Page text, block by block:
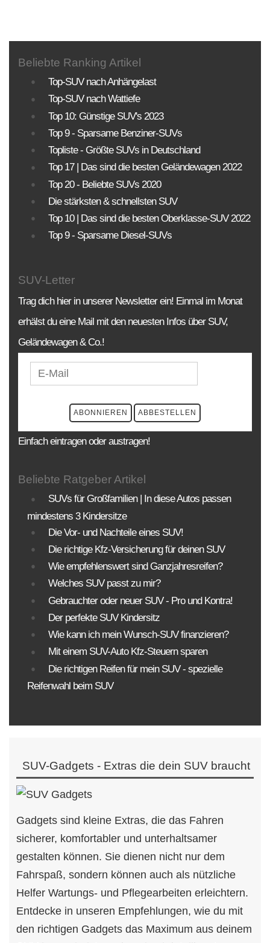
Beliebte Ranking Artikel
Top-SUV nach Anhängelast
Top-SUV nach Wattiefe
Top 10: Günstige SUV's 2023
Top 9 - Sparsame Benziner-SUVs
Topliste - Größte SUVs in Deutschland
Top 17 | Das sind die besten Geländewagen 2022
Top 20 - Beliebte SUVs 2020
Die stärksten & schnellsten SUV
Top 10 | Das sind die besten Oberklasse-SUV 2022
Top 9 - Sparsame Diesel-SUVs
SUV-Letter
Trag dich hier in unserer Newsletter ein! Einmal im Monat
erhälst du eine Mail mit den neuesten Infos über SUV,
Geländewagen & Co.!
Einfach eintragen oder austragen!
Beliebte Ratgeber Artikel
SUVs für Großfamilien | In diese Autos passen
mindestens 3 Kindersitze
Die Vor- und Nachteile eines SUV!
Die richtige Kfz-Versicherung für deinen SUV
Wie empfehlenswert sind Ganzjahresreifen?
Welches SUV passt zu mir?
Gebrauchter oder neuer SUV - Pro und Kontra!
Der perfekte SUV Kindersitz
Wie kann ich mein Wunsch-SUV finanzieren?
Mit einem SUV-Auto Kfz-Steuern sparen
Die richtigen Reifen für mein SUV - spezielle
Reifenwahl beim SUV
SUV-Gadgets - Extras die dein SUV braucht
Gadgets sind kleine Extras, die das Fahren
sicherer, komfortabler und unterhaltsamer
gestalten können. Sie dienen nicht nur dem
Fahrspaß, sondern können auch als nützliche
Helfer Wartungs- und Pflegearbeiten erleichtern.
Entdecke in unseren Empfehlungen, wie du mit
den richtigen Gadgets das Maximum aus deinem